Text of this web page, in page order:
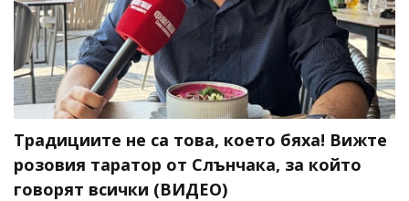
Традициите не са това, което бяха! Вижте
розовия таратор от Слънчака, за който
говорят всички (ВИДЕО)